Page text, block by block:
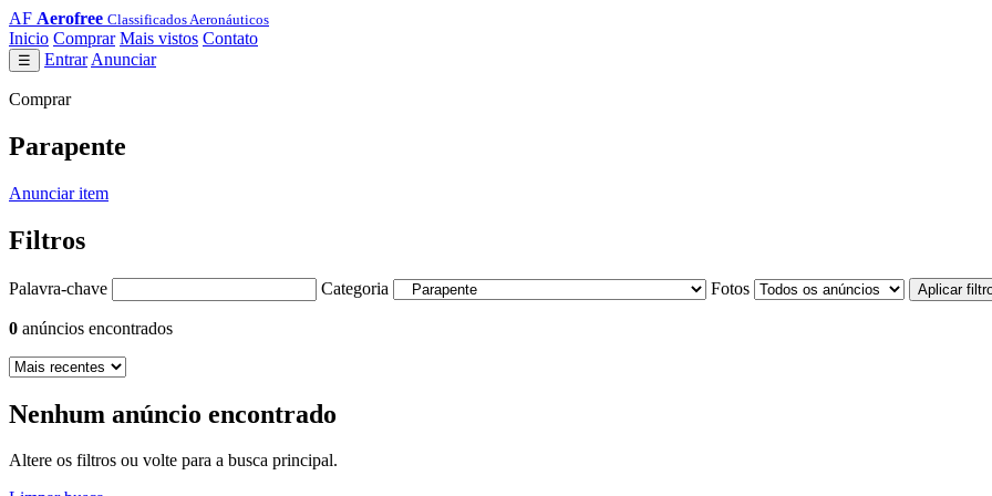
AF Aerofree Classificados Aeronáuticos
Inicio Comprar Mais vistos Contato
☰ Entrar Anunciar
Comprar
Parapente
Anunciar item
Filtros
Palavra-chave Categoria Fotos Aplicar
0 anúncios encontrados
Nenhum anúncio encontrado
Altere os filtros ou volte para a busca principal.